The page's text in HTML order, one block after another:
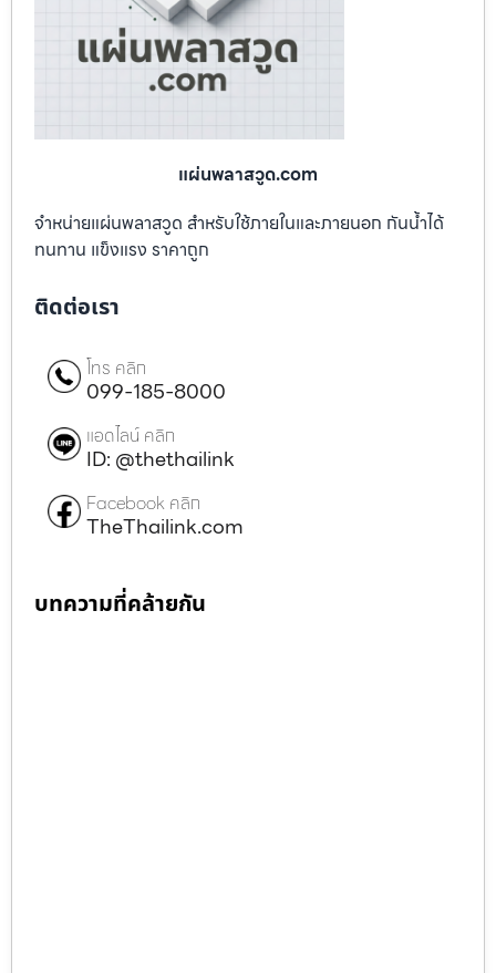
แผ่นพลาสวูด.com
จำหน่ายแผ่นพลาสวูด สำหรับใช้ภายในและภายนอก กันน้ำได้
ทนทาน แข็งแรง ราคาถูก
ติดต่อเรา
โทร คลิก
099-185-8000
แอดไลน์ คลิก
ID: @thethailink
Facebook คลิก
TheThailink.com
บทความที่คล้ายกัน